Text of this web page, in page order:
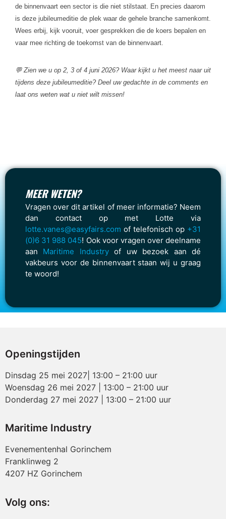
de binnenvaart een sector is die niet stilstaat. En precies daarom
is deze jubileumeditie de plek waar de gehele branche samenkomt.
Wees erbij, kijk vooruit, voer gesprekken die de koers bepalen en
vaar mee richting de toekomst van de binnenvaart.
💬 Zien we u op 2, 3 of 4 juni 2026? Waar kijkt u het meest naar uit
tijdens deze jubileumeditie? Deel uw gedachte in de comments en
laat ons weten wat u niet wilt missen!
MEER WETEN?
Vragen over dit artikel of meer informatie? Neem
dan contact op met Lotte via
lotte.vanes@easyfairs.com of telefonisch op +31
(0)6 31 988 045! Ook voor vragen over deelname
aan Maritime Industryof uw bezoek aan dé
vakbeurs voor de binnenvaart staan wij u graag
te woord!
Openingstijden
Dinsdag 25 mei 2027| 13:00 – 21:00 uur
Woensdag 26 mei 2027 | 13:00 – 21:00 uur
Donderdag 27 mei 2027 | 13:00 – 21:00 uur
Maritime Industry
Evenementenhal Gorinchem
Franklinweg 2
4207 HZ Gorinchem
Volg ons: